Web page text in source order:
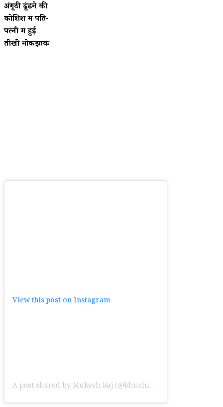
अंगूठी ढूंढने की
कोशिश में पति-
पत्नी में हुई
तीखी नोकझोंक
View this post on Instagram
A post shared by Mukesh Raj (@khushiphotostudiobarjal)